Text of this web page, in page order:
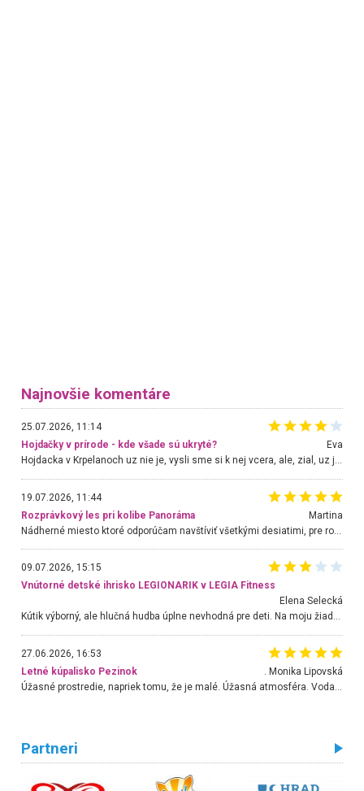
Najnovšie komentáre
25.07.2026, 11:14
Hojdačky v prírode - kde všade sú ukryté?
Eva
Hojdacka v Krpelanoch uz nie je, vysli sme si k nej vcera, ale, zial, uz je znicena. Ak sem planujete cestu len kvoli hojdacke, mozete si ju usetrit. Krasny vyhlad je tu vsak aj bez hojdacky :-)
19.07.2026, 11:44
Rozprávkový les pri kolibe Panoráma
Martina
Nádherné miesto ktoré odporúčam navštíviť všetkými desiatimi, pre rodiny s deťmi, dôchodcom... Proste a jednoducho ozaj rozprávkový les.. určite ešte prídeme. Odniesli sme si na pamiatku krásne tričká,
09.07.2026, 15:15
Vnútorné detské ihrisko LEGIONARIK v LEGIA Fitness
Elena Selecká
Kútik výborný, ale hlučná hudba úplne nevhodná pre deti. Na moju žiadosť o aspoň sušenie nereagovali.
27.06.2026, 16:53
Letné kúpalisko Pezinok
. Monika Lipovská
Úžasné prostredie, napriek tomu, že je malé. Úžasná atmosféra. Voda fantastická a nádherná. Ľudí je pomerne veľa, ale su mili a ohľaduplní. Je veľmi zaujímavé sledovať, ako dokážu spolu športovať cudzí ľudia a bez ohľadu na vek. Vládne tu pohoda. Vnuka neviem dostať z vody. Ďakujem za krásny deň . Urcite sa sem vrátim. Jediný problém je s parkovaním, ale aj ten sa mi podarilo vyriešiť. Monika Bratislava
Partneri